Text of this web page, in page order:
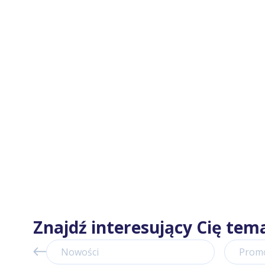
Znajdź interesujący Cię
Nowości